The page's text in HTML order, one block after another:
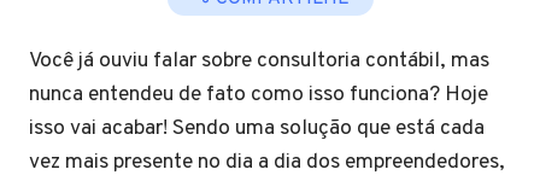
Você já ouviu falar sobre consultoria contábil, mas
nunca entendeu de fato como isso funciona? Hoje
isso vai acabar! Sendo uma solução que está cada
vez mais presente no dia a dia dos empreendedores,